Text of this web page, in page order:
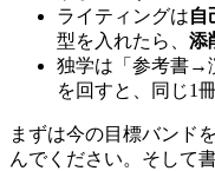
ライティングは自
型を入れたら、 添
独学は「参考書→
を回すと、同じ1
まずは今の目標バンド
んでください。そして